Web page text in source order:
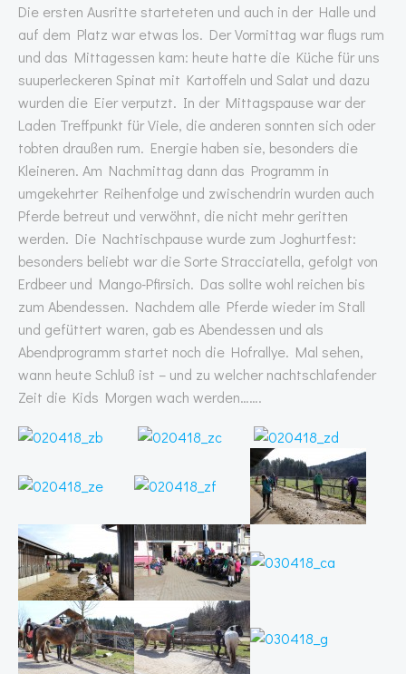
Die ersten Ausritte starteteten und auch in der Halle und
auf dem Platz war etwas los. Der Vormittag war flugs rum
und das Mittagessen kam: heute hatte die Küche für uns
suuperleckeren Spinat mit Kartoffeln und Salat und dazu
wurden die Eier verputzt. In der Mittagspause war der
Laden Treffpunkt für Viele, die anderen sonnten sich oder
tobten draußen rum. Energie haben sie, besonders die
Kleineren. Am Nachmittag dann das Programm in
umgekehrter Reihenfolge und zwischendrin wurden auch
Pferde betreut und verwöhnt, die nicht mehr geritten
werden. Die Nachtischpause wurde zum Joghurtfest:
besonders beliebt war die Sorte Stracciatella, gefolgt von
Erdbeer und Mango-Pfirsich. Das sollte wohl reichen bis
zum Abendessen. Nachdem alle Pferde wieder im Stall
und gefüttert waren, gab es Abendessen und als
Abendprogramm startet noch die Hofrallye. Mal sehen,
wann heute Schluß ist – und zu welcher nachtschlafender
Zeit die Kids Morgen wach werden…….